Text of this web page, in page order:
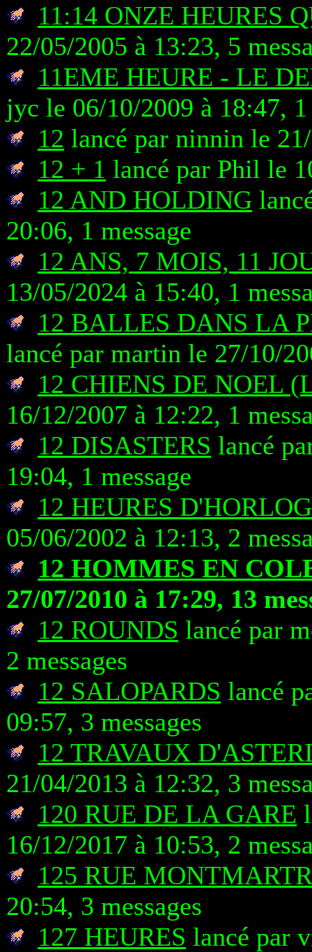
11:14 ONZE HEURES
22/05/2005 à 13:23, 5
11EME HEURE - LE
jyc le 06/10/2009 à 18:47, 1
12 lancé par ninnin le
12 + 1 lancé par Phil le
12 AND HOLDING
20:06, 1 message
12 ANS, 7 MOIS, 11
13/05/2024 à 15:40, 1
12 BALLES DANS LA
lancé par martin le 27/10/
12 CHIENS DE NOEL
16/12/2007 à 12:22, 1
12 DISASTERS lancé
19:04, 1 message
12 HEURES
05/06/2002 à 12:13, 2
12 HOMMES EN
27/07/2010 à 17:29, 13
12 ROUNDS lancé par
2 messages
12 SALOPARDS lancé
09:57, 3 messages
12 TRAVAUX
21/04/2013 à 12:32, 3
120 RUE DE LA GARE
16/12/2017 à 10:53, 2
125 RUE
20:54, 3 messages
127 HEURES lancé par